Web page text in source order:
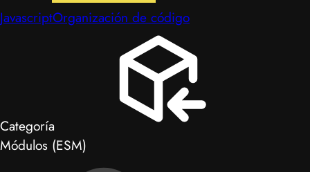
JavascriptOrganización de código
Categoría
Módulos (ESM)